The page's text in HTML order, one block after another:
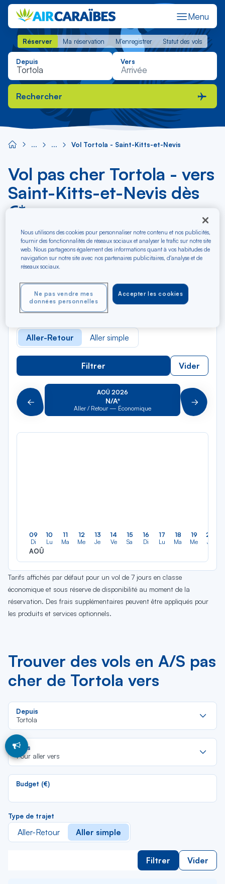
Menu
Réserver Ma réservation M'enregistrer Statut des vols
Réserver Ma réservation M'enregistrer Statut des vols
Depuis Vers
Rechercher
Vol Tortola - Saint-Kitts-et-Nevis
Vol pas cher Tortola - vers
Saint-Kitts-et-Nevis dès
€*
Depuis
Tortola
Pour aller vers
Aller-Retour Aller simple
Filtrer Vider
Précédent
AOÛ 2026
N/A*
Aller / Retour — Économique Suivant
09
Di
AOÛ
10
Lu
11
Ma
12
Me
13
Je
14
Ve
15
Sa
16
Di
17
Lu
18
Ma
19
Me
20
Je
Tarifs affichés par défaut pour un vol de 7 jours en classe
économique et sous réserve de disponibilité au moment de la
réservation. Des frais supplémentaires peuvent être appliqués pour
les produits et services optionnels.
Trouver des vols en A/S pas
cher de Tortola vers
Depuis
Tortola
Vers
Pour aller vers
Budget (€)
Type de trajet
Aller-Retour Aller simple
Filtrer Vider
Nous utilisons des cookies pour personnaliser notre contenu et nos publicités,
fournir des fonctionnalités de réseaux sociaux et analyser le trafic sur notre site
web. Nous partageons également des informations quant à vos habitudes de
navigation sur notre site avec nos partenaires publicitaires, d'analyse et de
réseaux sociaux.
Accepter les cookies
Ne pas vendre mes
données personnelles